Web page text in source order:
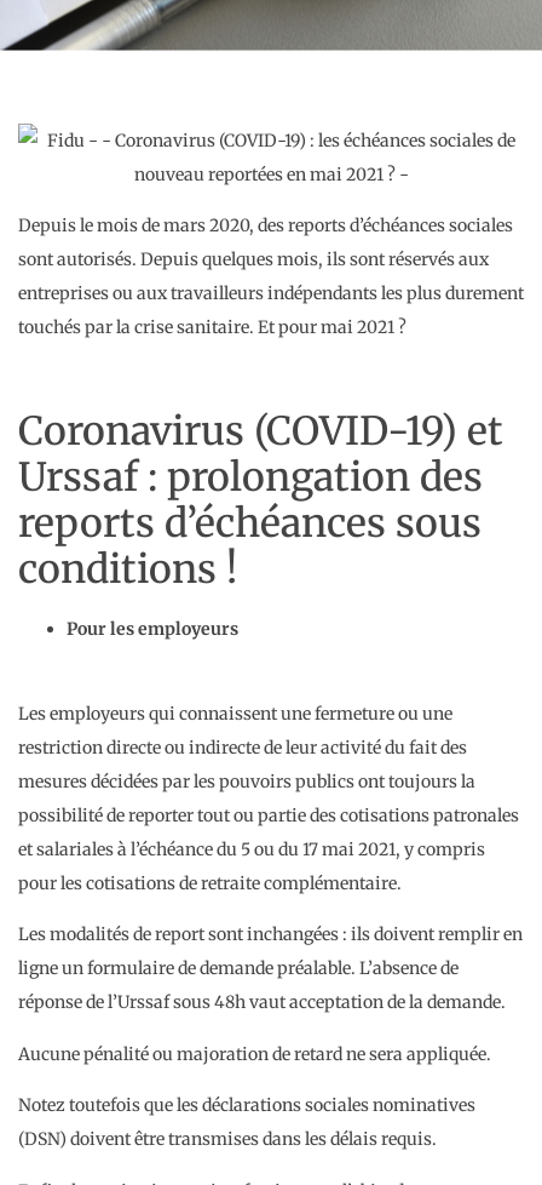
Depuis le mois de mars 2020, des reports d’échéances sociales
sont autorisés. Depuis quelques mois, ils sont réservés aux
entreprises ou aux travailleurs indépendants les plus durement
touchés par la crise sanitaire. Et pour mai 2021 ?
Coronavirus (COVID-19) et
Urssaf : prolongation des
reports d’échéances sous
conditions !
Pour les employeurs
Les employeurs qui connaissent une fermeture ou une
restriction directe ou indirecte de leur activité du fait des
mesures décidées par les pouvoirs publics ont toujours la
possibilité de reporter tout ou partie des cotisations patronales
et salariales à l’échéance du 5 ou du 17 mai 2021, y compris
pour les cotisations de retraite complémentaire.
Les modalités de report sont inchangées : ils doivent remplir en
ligne un formulaire de demande préalable. L’absence de
réponse de l’Urssaf sous 48h vaut acceptation de la demande.
Aucune pénalité ou majoration de retard ne sera appliquée.
Notez toutefois que les déclarations sociales nominatives
(DSN) doivent être transmises dans les délais requis.